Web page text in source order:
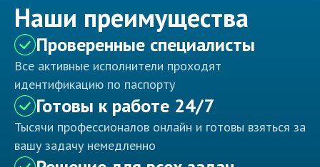
Наши преимущества
Проверенные специалисты
Все активные исполнители проходят
идентификацию по паспорту
Готовы к работе 24/7
Тысячи профессионалов онлайн и готовы взяться за
вашу задачу немедленно